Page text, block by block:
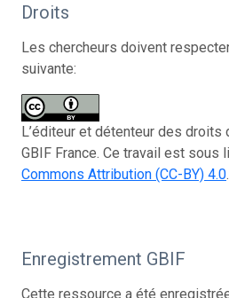
Droits
Les chercheurs doivent
suivante:
L’éditeur et détenteur des
GBIF France. Ce travail est sous
Commons Attribution (CC-BY) 4.0.
Enregistrement GBIF
Cette ressource a été